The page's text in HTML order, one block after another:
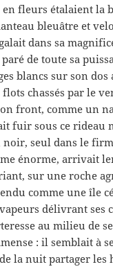
en fleurs étalaient la
bleuâtre et
dans sa
de toute sa
blancs sur son
chassés par le
front, comme un
fuir sous ce rideau
seul dans le
énorme, arrivait
sur une roche
comme une île
délivrant ses
au milieu de
: il semblait à
la nuit partager les